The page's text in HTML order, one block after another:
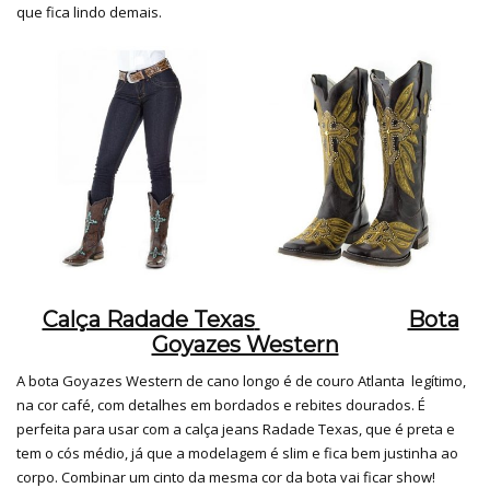
que fica lindo demais.
Calça Radade Texas
Bota
Goyazes Western
A bota Goyazes Western de cano longo é de couro Atlanta legítimo,
na cor café, com detalhes em bordados e rebites dourados. É
perfeita para usar com a calça jeans Radade Texas, que é preta e
tem o cós médio, já que a modelagem é slim e fica bem justinha ao
corpo. Combinar um cinto da mesma cor da bota vai ficar show!